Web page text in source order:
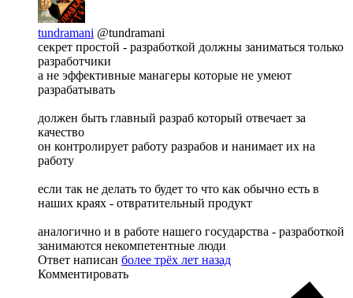
tundramani @tundramani
секрет простой - разработкой должны заниматься только
разработчики
а не эффективные манагеры которые не умеют
разрабатывать
должен быть главный разраб который отвечает за
качество
он контролирует работу разрабов и нанимает их на
работу
если так не делать то будет то что как обычно есть в
наших краях - отвратительный продукт
аналогично и в работе нашего государства - разработкой
занимаются некомпетентные люди
Ответ написан более трёх лет назад
Комментировать